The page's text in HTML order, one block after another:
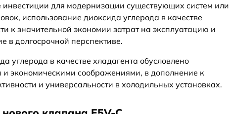
для модернизации существующих систем или
использование диоксида углерода в качестве
к значительной экономии затрат на эксплуатацию и
в долгосрочной перспективе.
углерода в качестве хладагента обусловлено
экономическими соображениями, в дополнение к
и универсальности в холодильных установках.